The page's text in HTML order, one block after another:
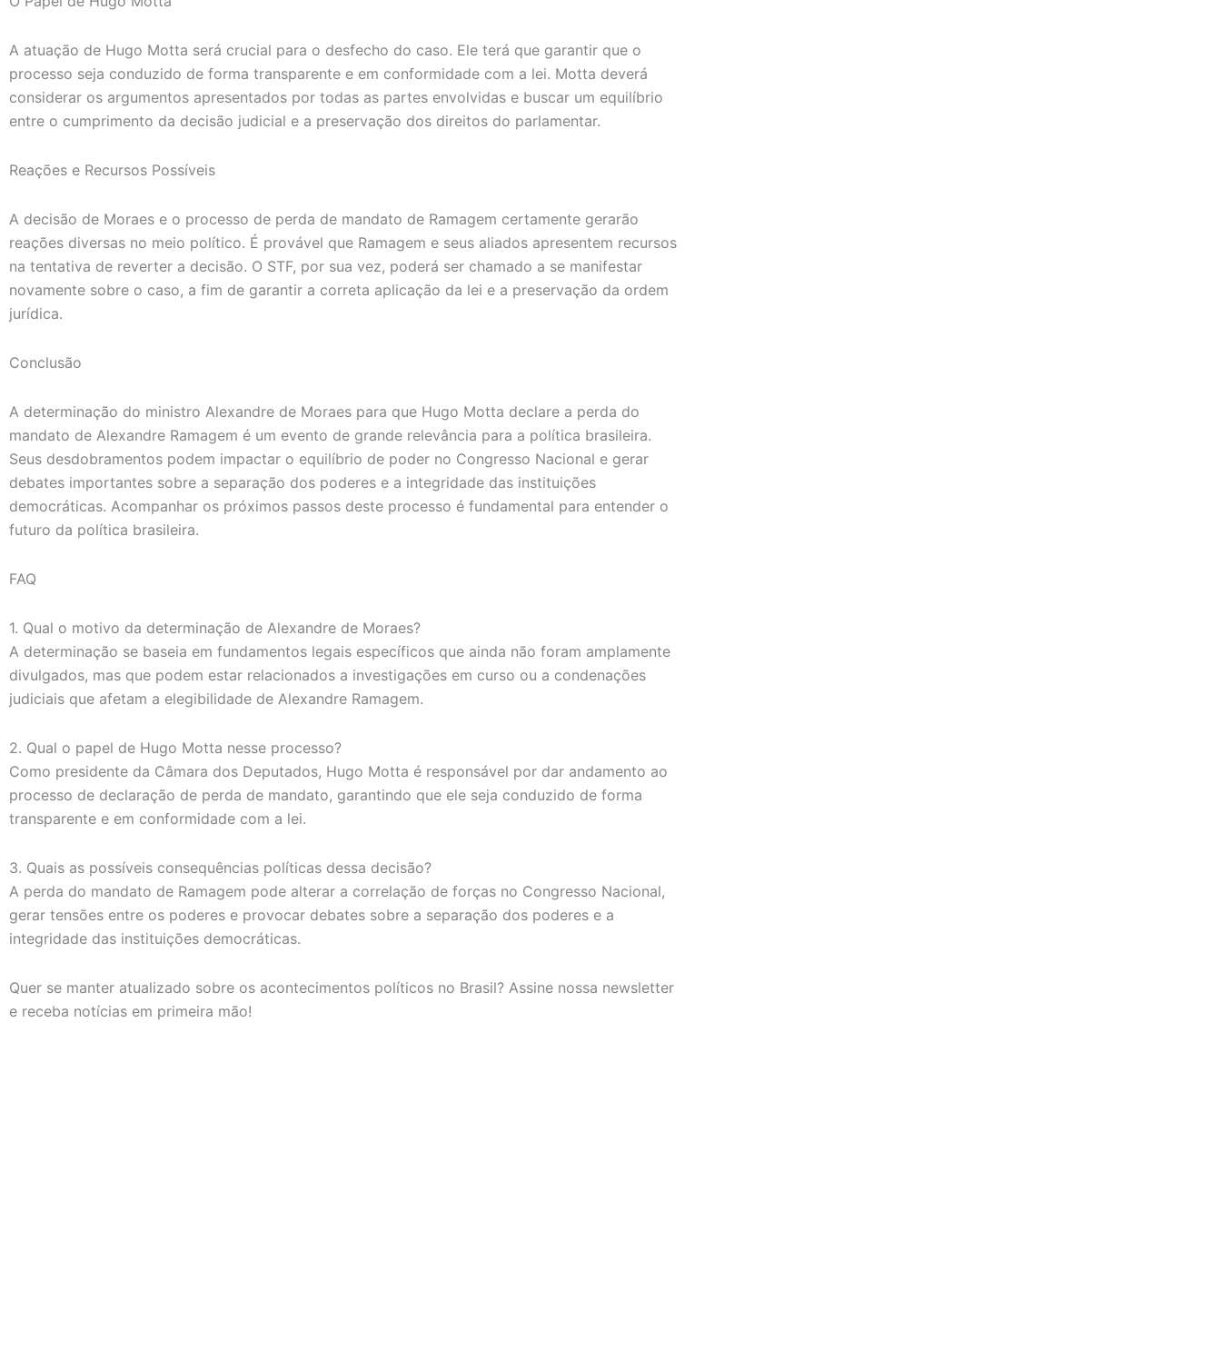
A atuação de Hugo Motta será crucial para o desfecho do caso. Ele terá que garantir que o
processo seja conduzido de forma transparente e em conformidade com a lei. Motta deverá
considerar os argumentos apresentados por todas as partes envolvidas e buscar um equilíbrio
entre o cumprimento da decisão judicial e a preservação dos direitos do parlamentar.
Reações e Recursos Possíveis
A decisão de Moraes e o processo de perda de mandato de Ramagem certamente gerarão
reações diversas no meio político. É provável que Ramagem e seus aliados apresentem recursos
na tentativa de reverter a decisão. O STF, por sua vez, poderá ser chamado a se manifestar
novamente sobre o caso, a fim de garantir a correta aplicação da lei e a preservação da ordem
jurídica.
Conclusão
A determinação do ministro Alexandre de Moraes para que Hugo Motta declare a perda do
mandato de Alexandre Ramagem é um evento de grande relevância para a política brasileira.
Seus desdobramentos podem impactar o equilíbrio de poder no Congresso Nacional e gerar
debates importantes sobre a separação dos poderes e a integridade das instituições
democráticas. Acompanhar os próximos passos deste processo é fundamental para entender o
futuro da política brasileira.
FAQ
1. Qual o motivo da determinação de Alexandre de Moraes?
A determinação se baseia em fundamentos legais específicos que ainda não foram amplamente
divulgados, mas que podem estar relacionados a investigações em curso ou a condenações
judiciais que afetam a elegibilidade de Alexandre Ramagem.
2. Qual o papel de Hugo Motta nesse processo?
Como presidente da Câmara dos Deputados, Hugo Motta é responsável por dar andamento ao
processo de declaração de perda de mandato, garantindo que ele seja conduzido de forma
transparente e em conformidade com a lei.
3. Quais as possíveis consequências políticas dessa decisão?
A perda do mandato de Ramagem pode alterar a correlação de forças no Congresso Nacional,
gerar tensões entre os poderes e provocar debates sobre a separação dos poderes e a
integridade das instituições democráticas.
Quer se manter atualizado sobre os acontecimentos políticos no Brasil? Assine nossa newsletter
e receba notícias em primeira mão!